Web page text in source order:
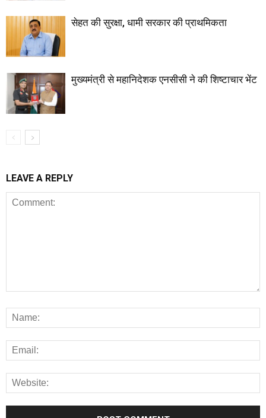
सेहत की सुरक्षा, धामी सरकार की प्राथमिकता
मुख्यमंत्री से महानिदेशक एनसीसी ने की शिष्टाचार भेंट
LEAVE A REPLY